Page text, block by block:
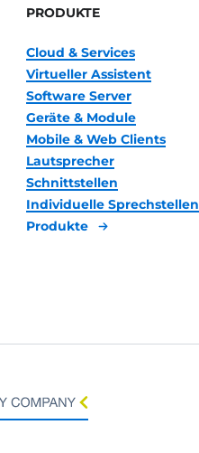
PRODUKTE
Cloud & Services
Virtueller Assistent
Software Server
Geräte & Module
Mobile & Web Clients
Lautsprecher
Schnittstellen
Individuelle Sprechstellen
Produkte